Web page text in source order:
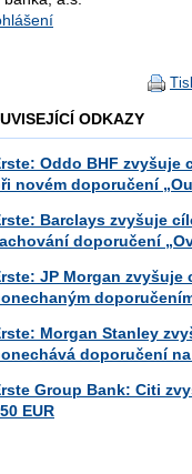
ODKAZY
Oddo BHF zvyšuje
novém doporučení
Barclays zvyšuje
doporučení
JP Morgan zvyšuje
Morgan Stanley
doporučení
Group Bank: Citi
EUR